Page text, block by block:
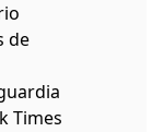
de
Times